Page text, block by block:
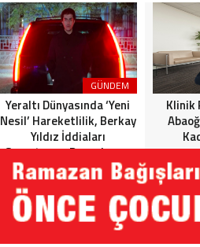
10:14 -
Edildi!”
19:53 -
19:51 -
GÜNDEM
Yeraltı Dünyasında ‘Yeni
Nesil’ Hareketlilik, Berkay
Yıldız İddiaları
Soruşturma Dosyalarına
Yansıdı!
Klinik